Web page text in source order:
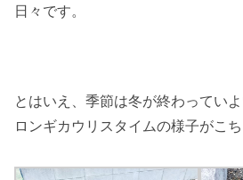
日々です。
とはいえ、季節は冬が終わってい
ロンギカウリスタイムの様子がこち